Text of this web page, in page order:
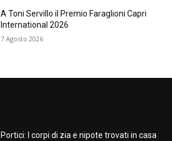
A Toni Servillo il Premio Faraglioni Capri
International 2026
7 Agosto 2026
Portici: I corpi di zia e nipote trovati in casa